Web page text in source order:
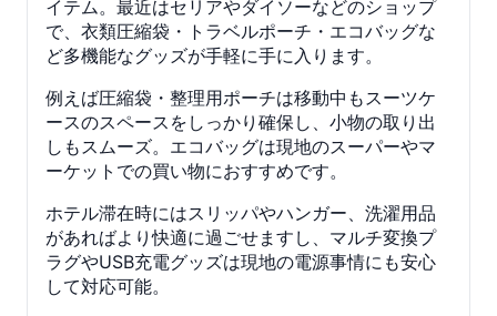
イテム。最近はセリアやダイソーなどのショップ
で、衣類圧縮袋・トラベルポーチ・エコバッグな
ど多機能なグッズが手軽に手に入ります。
例えば圧縮袋・整理用ポーチは移動中もスーツケ
ースのスペースをしっかり確保し、小物の取り出
しもスムーズ。エコバッグは現地のスーパーやマ
ーケットでの買い物におすすめです。
ホテル滞在時にはスリッパやハンガー、洗濯用品
があればより快適に過ごせますし、マルチ変換プ
ラグやUSB充電グッズは現地の電源事情にも安心
して対応可能。